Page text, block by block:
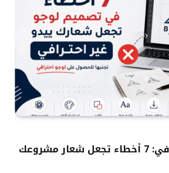
تصميم لوجو احترافي: 7 أخطاء تجعل شعار مشروعك